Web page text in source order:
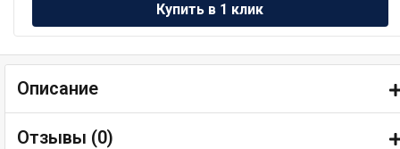
Описание
Отзывы (0)